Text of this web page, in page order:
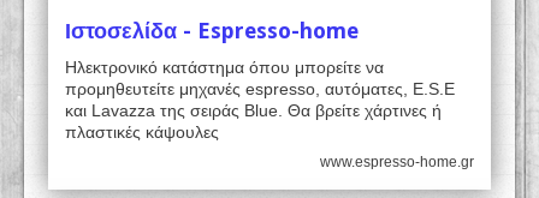
Ιστοσελίδα - Espresso-home
Ηλεκτρονικό κατάστημα όπου μπορείτε να
προμηθευτείτε μηχανές espresso, αυτόματες, E.S.E
και Lavazza της σειράς Blue. Θα βρείτε χάρτινες ή
πλαστικές κάψουλες
www.espresso-home.gr